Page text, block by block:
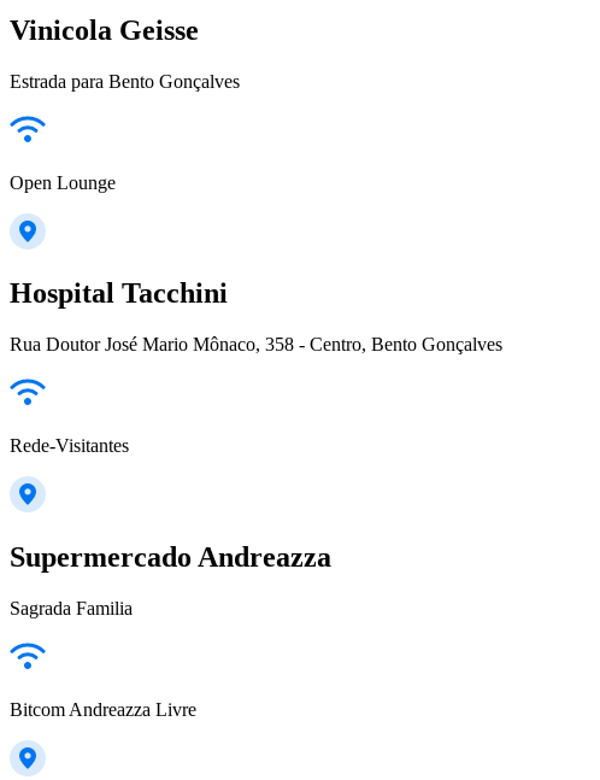
Vinicola Geisse
Estrada para Bento Gonçalves
Open Lounge
Hospital Tacchini
Rua Doutor José Mario Mônaco, 358 - Centro, Bento Gonçalves
Rede-Visitantes
Supermercado Andreazza
Sagrada Familia
Bitcom Andreazza Livre